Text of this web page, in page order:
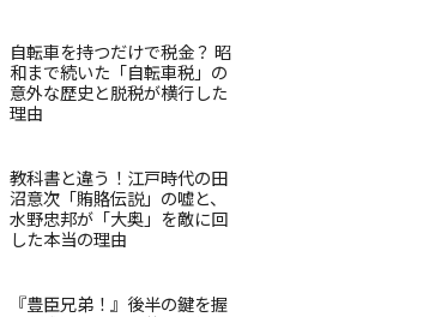
自転車を持つだけで税金？ 昭
和まで続いた「自転車税」の
意外な歴史と脱税が横行した
理由
教科書と違う！江戸時代の田
沼意次「賄賂伝説」の嘘と、
水野忠邦が「大奥」を敵に回
した本当の理由
『豊臣兄弟！』後半の鍵を握